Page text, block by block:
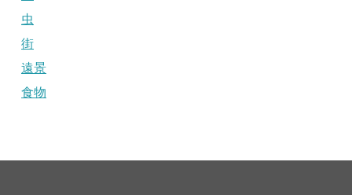
虫
街
遠景
食物